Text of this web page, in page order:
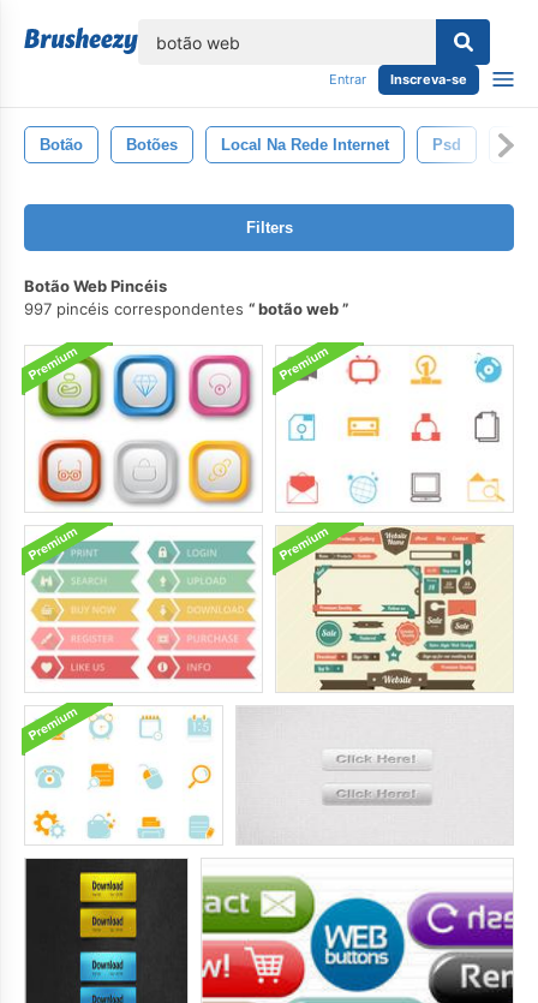
Entrar Inscreva-se
Botão Botões Local Na Rede Internet Psd
Filters
Botão Web Pincéis
997 pincéis correspondentes
botão web